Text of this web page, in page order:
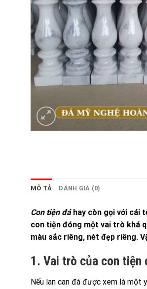
MÔ TẢ ĐÁNH GIÁ (0)
Con tiện đáhay còn gọi với cái
con tiện đóng một vai trò khá
màu sắc riêng, nét đẹp riêng.
1. Vai trò của con tiện
Nếu lan can đá được xem là